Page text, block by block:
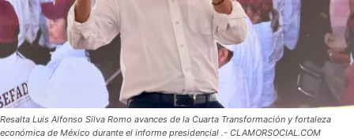
Resalta Luis Alfonso Silva Romo avances de la Cuarta Transformación y fortaleza
económica de México durante el informe presidencial .- CLAMORSOCIAL.COM